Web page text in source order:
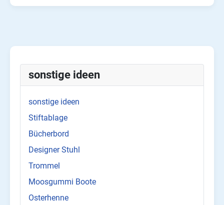
sonstige ideen
sonstige ideen
Stiftablage
Bücherbord
Designer Stuhl
Trommel
Moosgummi Boote
Osterhenne